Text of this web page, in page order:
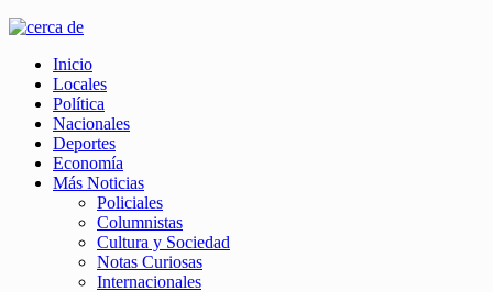
Inicio
Locales
Política
Nacionales
Deportes
Economía
Más Noticias
Policiales
Columnistas
Cultura y Sociedad
Notas Curiosas
Internacionales